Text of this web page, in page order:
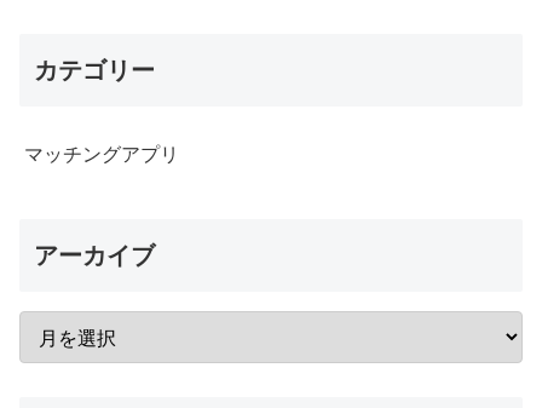
カテゴリー
マッチングアプリ
アーカイブ